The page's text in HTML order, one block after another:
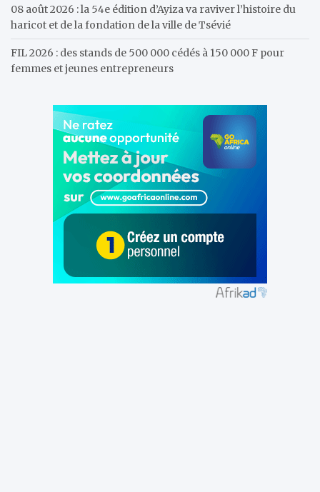
08 août 2026 : la 54e édition d’Ayiza va raviver l’histoire du
haricot et de la fondation de la ville de Tsévié
FIL 2026 : des stands de 500 000 cédés à 150 000 F pour
femmes et jeunes entrepreneurs